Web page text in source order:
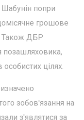
попри
грошове
Також ДБР
позашляховика,
цілях.
зобов'язання на
з'являтися за